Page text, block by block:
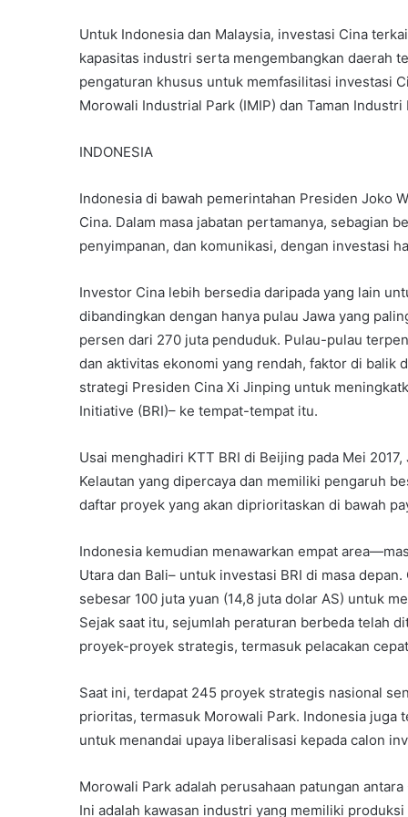
Untuk Indonesia dan Malaysia, investasi Cina
kapasitas industri serta mengembangkan daerah
pengaturan khusus untuk memfasilitasi investasi
Morowali Industrial Park (IMIP) dan Taman Industri
INDONESIA
Indonesia di bawah pemerintahan Presiden Joko
Cina. Dalam masa jabatan pertamanya, sebagian
penyimpanan, dan komunikasi, dengan investasi
Investor Cina lebih bersedia daripada yang lain
dibandingkan dengan hanya pulau Jawa yang
persen dari 270 juta penduduk. Pulau-pulau
dan aktivitas ekonomi yang rendah, faktor di balik
strategi Presiden Cina Xi Jinping untuk
Initiative (BRI)– ke tempat-tempat itu.
Usai menghadiri KTT BRI di Beijing pada Mei
Kelautan yang dipercaya dan memiliki pengaruh
daftar proyek yang akan diprioritaskan di bawah
Indonesia kemudian menawarkan empat
Utara dan Bali– untuk investasi BRI di masa
sebesar 100 juta yuan (14,8 juta dolar AS) untuk
Sejak saat itu, sejumlah peraturan berbeda telah
proyek-proyek strategis, termasuk pelacakan
Saat ini, terdapat 245 proyek strategis nasional
prioritas, termasuk Morowali Park. Indonesia juga
untuk menandai upaya liberalisasi kepada calon
Morowali Park adalah perusahaan patungan
Ini adalah kawasan industri yang memiliki